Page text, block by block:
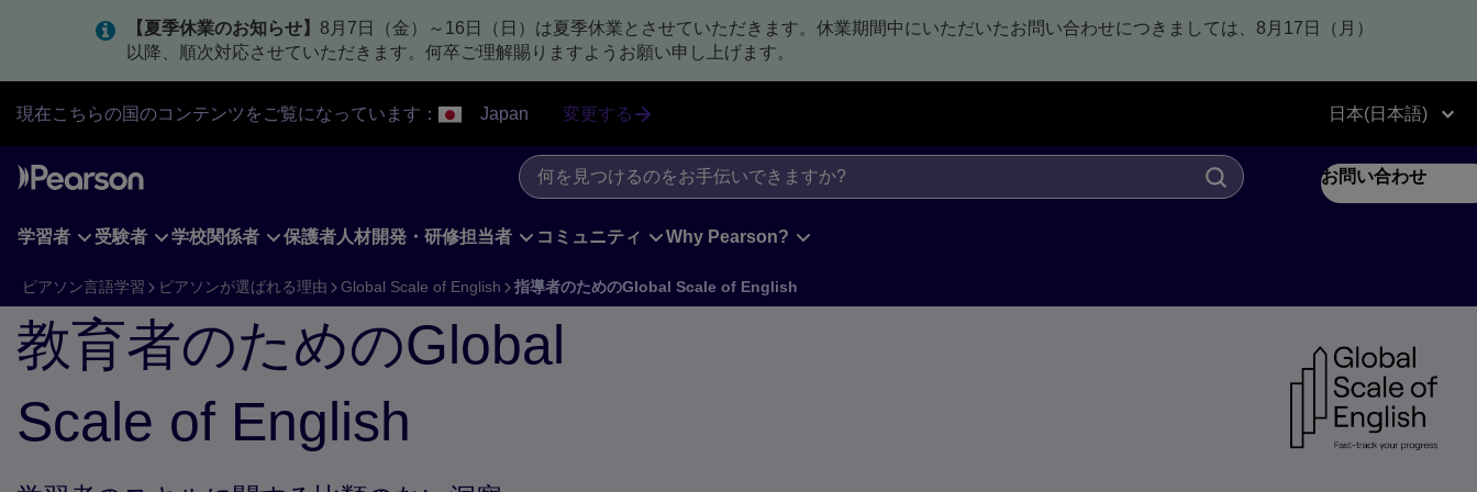
content
【夏季休業のお知らせ】 8月7日（金）～16日（日）は夏季休業とさせていただきます。休業期間中にいただいたお問い合わせにつきましては、8月17日（月）
以降、順次対応させていただきます。何卒ご理解賜りますようお願い申し上げます。
現在こちらの国のコンテンツをご覧になっています： Japan 変更する 日本(日本語)
お問い合わせ
学習者 受験者 学校関係者 保護者人材開発・研修担当者 コミュニティ Why Pearson?
ピアソン言語学習 ピアソンが選ばれる理由 Global Scale of English 指導者のためのGlobal Scale of English
教育者のためのGlobal
Scale of English